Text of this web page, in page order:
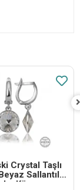
Crystal Taşlı
Sallantılı
Küpe